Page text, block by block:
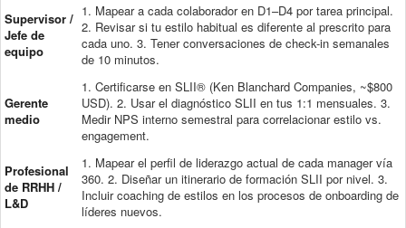
Supervisor /
Jefe de
equipo
1. Mapear a cada colaborador en D1–D4 por tarea principal.
2. Revisar si tu estilo habitual es diferente al prescrito para
cada uno. 3. Tener conversaciones de check-in semanales
de 10 minutos.
Gerente
medio
1. Certificarse en SLII® (Ken Blanchard Companies, ~$800
USD). 2. Usar el diagnóstico SLII en tus 1:1 mensuales. 3.
Medir NPS interno semestral para correlacionar estilo vs.
engagement.
Profesional
de RRHH /
L&D
1. Mapear el perfil de liderazgo actual de cada manager vía
360. 2. Diseñar un itinerario de formación SLII por nivel. 3.
Incluir coaching de estilos en los procesos de onboarding de
líderes nuevos.